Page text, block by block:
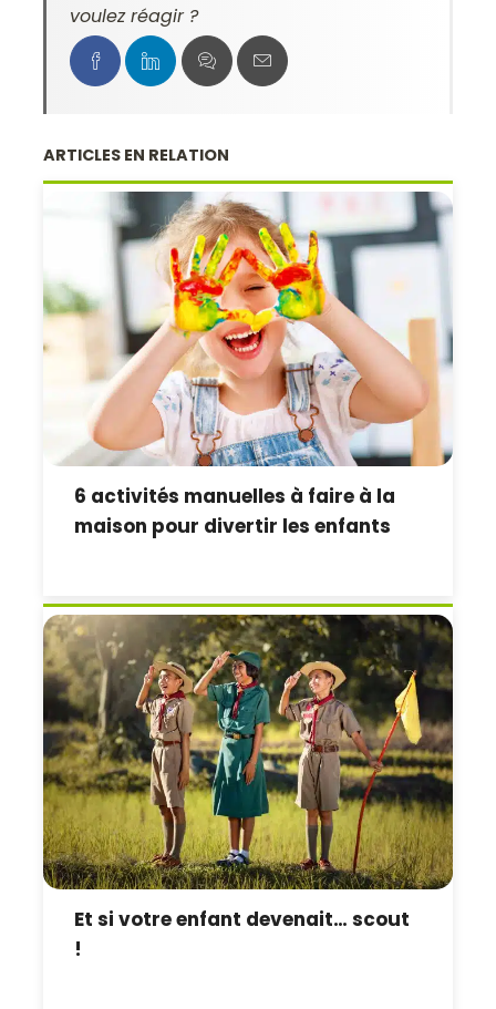
voulez réagir ?
ARTICLES EN RELATION
6 activités manuelles à faire à la
maison pour divertir les enfants
Et si votre enfant devenait… scout
!